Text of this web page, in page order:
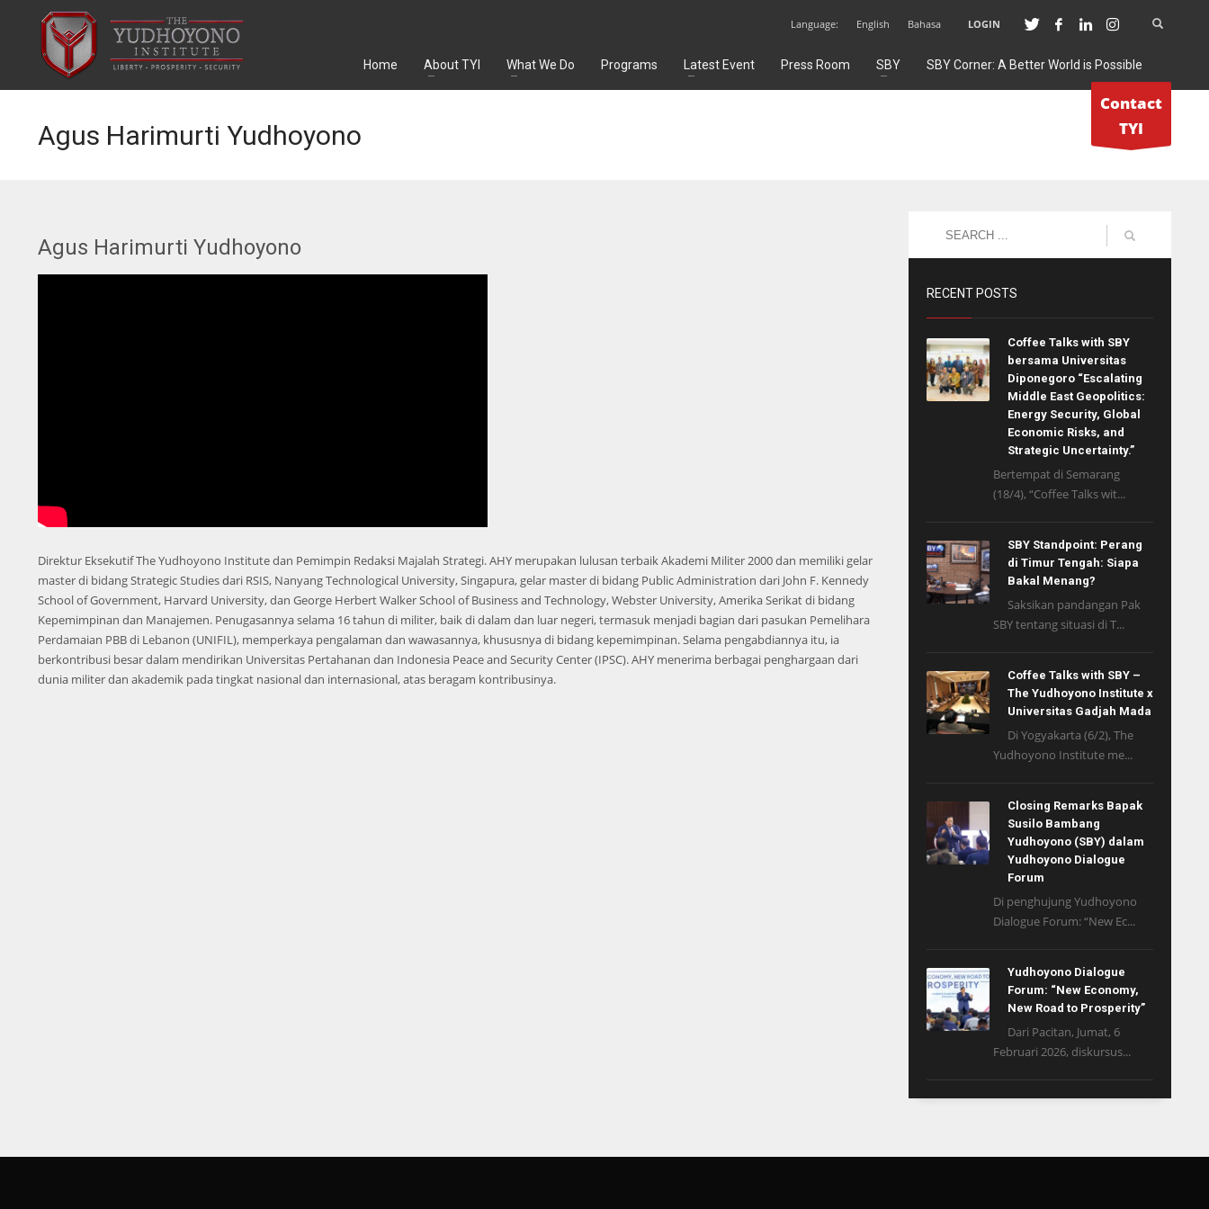
Language: English Bahasa LOGIN
Home About TYI What We Do Programs Latest Event Press Room SBY SBY Corner: A Better World is Possible
Contact
TYI
Agus Harimurti Yudhoyono
Agus Harimurti Yudhoyono
Direktur Eksekutif The Yudhoyono Institute dan Pemimpin Redaksi Majalah Strategi. AHY merupakan lulusan terbaik Akademi Militer 2000 dan memiliki gelar
master di bidang Strategic Studies dari RSIS, Nanyang Technological University, Singapura, gelar master di bidang Public Administration dari John F. Kennedy
School of Government, Harvard University, dan George Herbert Walker School of Business and Technology, Webster University, Amerika Serikat di bidang
Kepemimpinan dan Manajemen. Penugasannya selama 16 tahun di militer, baik di dalam dan luar negeri, termasuk menjadi bagian dari pasukan Pemelihara
Perdamaian PBB di Lebanon (UNIFIL), memperkaya pengalaman dan wawasannya, khususnya di bidang kepemimpinan. Selama pengabdiannya itu, ia
berkontribusi besar dalam mendirikan Universitas Pertahanan dan Indonesia Peace and Security Center (IPSC). AHY menerima berbagai penghargaan dari
dunia militer dan akademik pada tingkat nasional dan internasional, atas beragam kontribusinya.
RECENT POSTS
Coffee Talks with SBY
bersama Universitas
Diponegoro “Escalating
Middle East Geopolitics:
Energy Security, Global
Economic Risks, and
Strategic Uncertainty.”
Bertempat di Semarang
(18/4), “Coffee Talks wit...
SBY Standpoint: Perang
di Timur Tengah: Siapa
Bakal Menang?
Saksikan pandangan Pak
SBY tentang situasi di T...
Coffee Talks with SBY –
The Yudhoyono Institute x
Universitas Gadjah Mada
Di Yogyakarta (6/2), The
Yudhoyono Institute me...
Closing Remarks Bapak
Susilo Bambang
Yudhoyono (SBY) dalam
Yudhoyono Dialogue
Forum
Di penghujung Yudhoyono
Dialogue Forum: “New Ec...
Yudhoyono Dialogue
Forum: “New Economy,
New Road to Prosperity”
Dari Pacitan, Jumat, 6
Februari 2026, diskursus...